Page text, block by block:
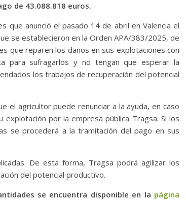
de 43.088.818 euros.
que anunció el pasado 14 de abril en Valencia el
se establecieron en la Orden APA/383/2025, de
que reparen los daños en sus explotaciones con
para sufragarlos y no tengan que esperar la
los trabajos de recuperación del potencial
el agricultor puede renunciar a la ayuda, en caso
por la empresa pública Tragsa. Si los
se procederá a la tramitación del pago en sus
De esta forma, Tragsa podrá agilizar los
del potencial productivo.
se encuentra disponible en la página